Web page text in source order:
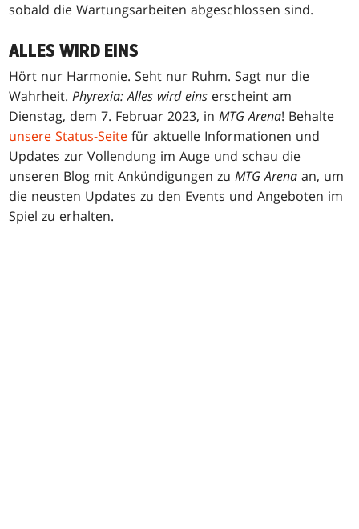
sobald die Wartungsarbeiten abgeschlossen sind.
ALLES WIRD EINS
Hört nur Harmonie. Seht nur Ruhm. Sagt nur die
Wahrheit.Phyrexia: Alles wird eins erscheint am
Dienstag, dem 7. Februar 2023, inMTG Arena! Behalte
unsere Status-Seite für aktuelle Informationen und
Updates zur Vollendung im Auge und schau die
unseren Blog mit Ankündigungen zuMTG Arena an, um
die neusten Updates zu den Events und Angeboten im
Spiel zu erhalten.